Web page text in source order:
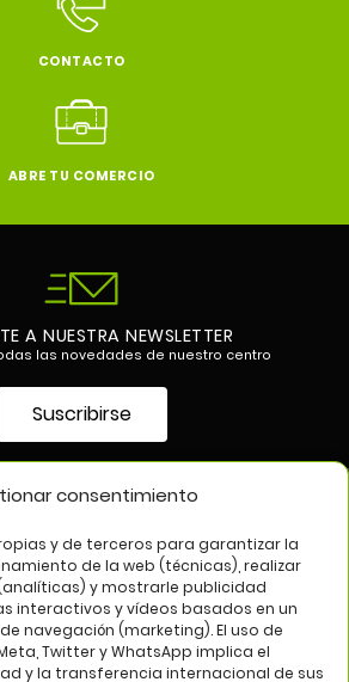
consentimiento
y de terceros para garantizar la
de la web (técnicas), realizar
y mostrarle publicidad
interactivos y vídeos basados en un
navegación (marketing). El uso de
Twitter y WhatsApp implica el
y la transferencia internacional de sus
CONTACTO
ABRE TU COMERCIO
A NUESTRA NEWSLETTER
las novedades de nuestro centro
Suscribirse